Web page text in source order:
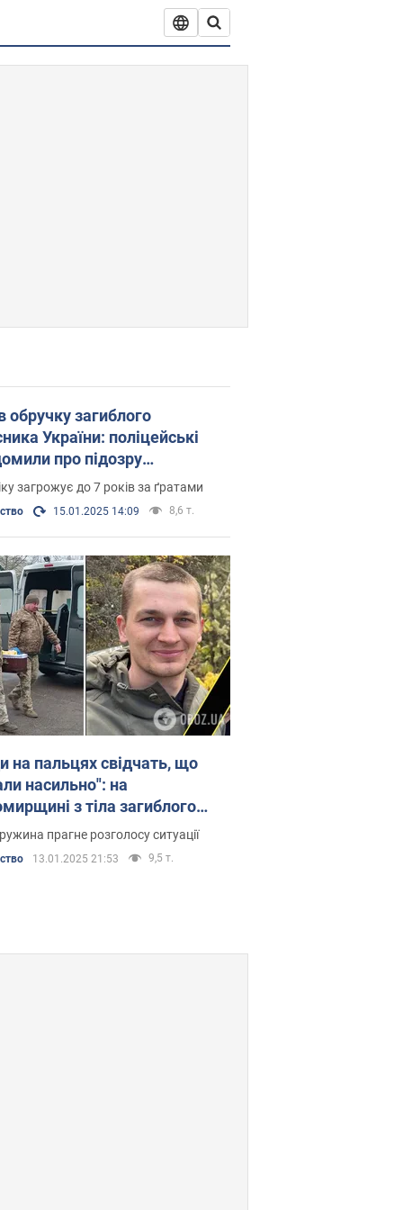
обручку загиблого
України: поліцейські
про підозру
моргу на
Фото
загрожує до 7 років за ґратами
15.01.2025 14:09 8,6 т.
на пальцях свідчать, що
насильно": на
з тіла загиблого
України перед
зникла обручка
прагне розголосу ситуації
13.01.2025 21:53 9,5 т.